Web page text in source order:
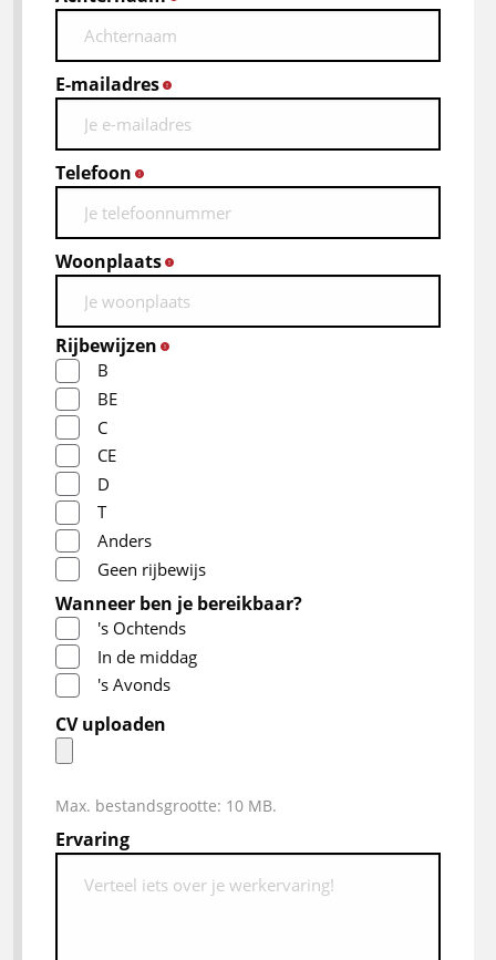
E-mailadres
Telefoon
Woonplaats
Rijbewijzen
B
BE
C
CE
D
T
Anders
Geen rijbewijs
Wanneer ben je bereikbaar?
's Ochtends
In de middag
's Avonds
CV uploaden
Max. bestandsgrootte: 10 MB.
Ervaring